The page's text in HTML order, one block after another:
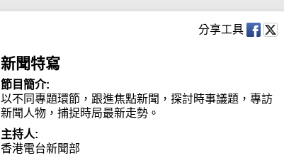
c
h
分享工具
新聞特寫
節目簡介:
以不同專題環節，跟進焦點新聞，探討時事議題，專訪
新聞人物，捕捉時局最新走勢。
主持人:
香港電台新聞部